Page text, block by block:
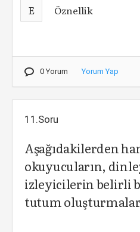
E Öznellik
0 Yorum Yorum Yap
11.Soru
Aşağıdakilerden
okuyucuların,
izleyicilerin belirli
tutum